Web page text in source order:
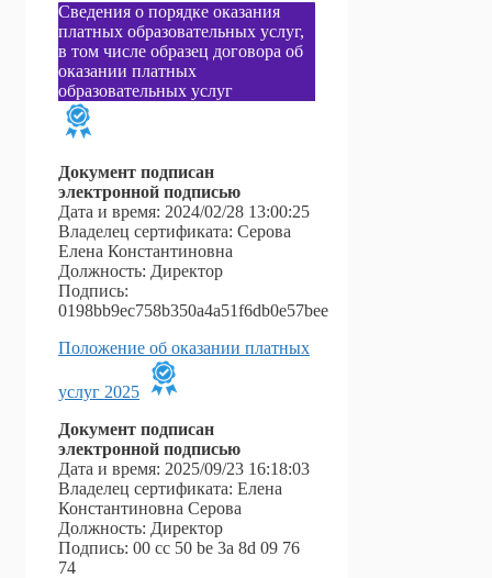
Сведения о порядке оказания
платных образовательных услуг,
в том числе образец договора об
оказании платных
образовательных услуг
Документ подписан
электронной подписью
Дата и время: 2024/02/28 13:00:25
Владелец сертификата: Серова
Елена Константиновна
Должность: Директор
Подпись:
0198bb9ec758b350a4a51f6db0e57bee
Положение об оказании платных
услуг 2025
Документ подписан
электронной подписью
Дата и время: 2025/09/23 16:18:03
Владелец сертификата: Елена
Константиновна Серова
Должность: Директор
Подпись: ‎00 cc 50 be 3a 8d 09 76
74